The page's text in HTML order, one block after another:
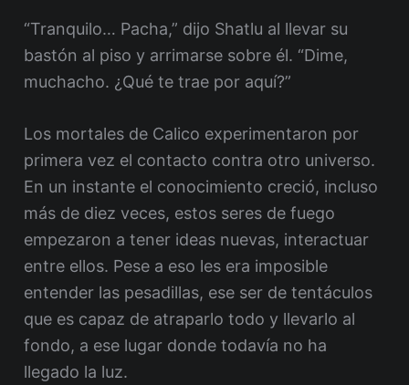
“Tranquilo… Pacha,” dijo Shatlu al llevar su
bastón al piso y arrimarse sobre él. “Dime,
muchacho. ¿Qué te trae por aquí?”
Los mortales de Calico experimentaron por
primera vez el contacto contra otro universo.
En un instante el conocimiento creció, incluso
más de diez veces, estos seres de fuego
empezaron a tener ideas nuevas, interactuar
entre ellos. Pese a eso les era imposible
entender las pesadillas, ese ser de tentáculos
que es capaz de atraparlo todo y llevarlo al
fondo, a ese lugar donde todavía no ha
llegado la luz.